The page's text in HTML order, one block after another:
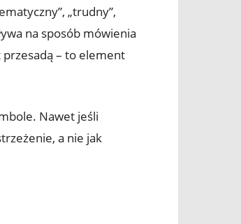
„trudny”,
na sposób mówienia
– to element
Nawet jeśli
a nie jak